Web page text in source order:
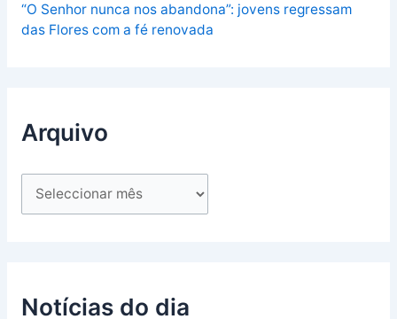
“O Senhor nunca nos abandona”: jovens regressam
das Flores com a fé renovada
Arquivo
Notícias do dia